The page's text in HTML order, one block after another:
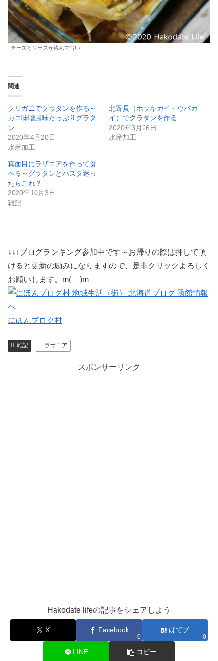
チーズとソースが絡んで旨い
関連
クリガニでグラタンを作る～
カニ味噌風味たっぷりグラタ
ン
2020年4月20日
水産加工
北寄貝（ホッキガイ・ウバガ
イ）でグラタンを作る
2020年3月26日
水産加工
真面目にラザニアを作って食
べる～グラタンとパスタ迷っ
たらこれ？
2020年10月3日
雑記
↓↓↓ブログランキング参加中です～お帰りの際は押して頂
けると更新の励みになりますので、是非クリックよろしく
お願いします。m(__)m
にほんブログ村
雑記 ラザニア
スポンサーリンク
Hakodate lifeの記事をシェアしよう
X Facebook
0
はてブ
0
LINE コピー